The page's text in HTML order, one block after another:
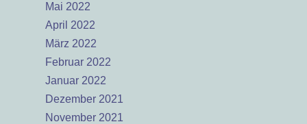
Mai 2022
April 2022
März 2022
Februar 2022
Januar 2022
Dezember 2021
November 2021